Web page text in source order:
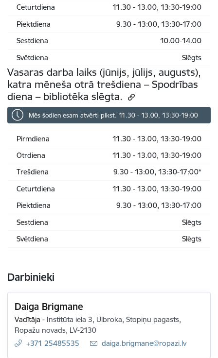
Ceturtdiena
11.30 - 13.00, 13:30-19:00
Piektdiena
9.30 - 13:00, 13:30-17:00
Sestdiena
10.00-14.00
Svētdiena
Slēgts
Vasaras darba laiks (jūnijs, jūlijs, augusts),
katra mēneša otrā trešdiena – Spodrības
diena – bibliotēka slēgta.
Mēs šodien esam atvērti plkst. 11.30 - 13.00, 13:30-19:00
Pirmdiena
11.30 - 13.00, 13:30-19:00
Otrdiena
11.30 - 13.00, 13:30-19:00
Trešdiena
9.30 - 13:00, 13:30-17:00*
Ceturtdiena
11.30 - 13.00, 13:30-19:00
Piektdiena
9.30 - 13:00, 13:30-17:00
Sestdiena
Slēgts
Svētdiena
Slēgts
Darbinieki
Daiga Brigmane
Vadītāja - Institūta iela 3, Ulbroka, Stopiņu pagasts,
Ropažu novads, LV-2130
+371 25485535
E-pasts:
daiga.brigmane@ropazi.lv